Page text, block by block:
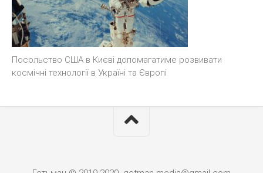
Посольство США в Києві допомагатиме розвивати
космічні технології в Україні та Європі